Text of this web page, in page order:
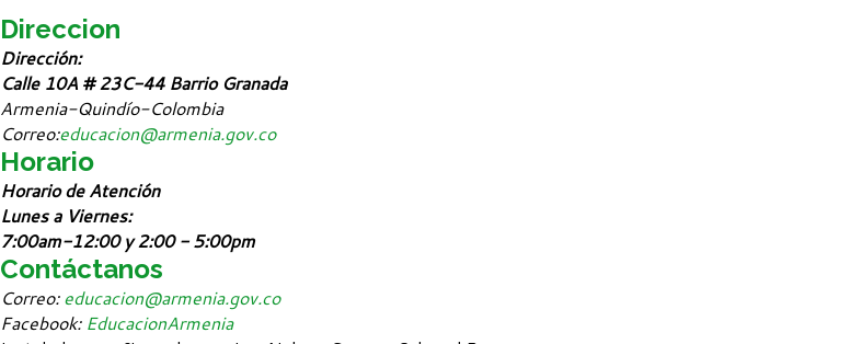
Direccion
Dirección:
Calle 10A # 23C-44 Barrio Granada
Armenia-Quindío-Colombia
Correo:educacion@armenia.gov.co
Horario
Horario de Atención
Lunes a Viernes:
7:00am-12:00 y 2:00 - 5:00pm
Contáctanos
Correo:educacion@armenia.gov.co
Facebook: EducacionArmenia